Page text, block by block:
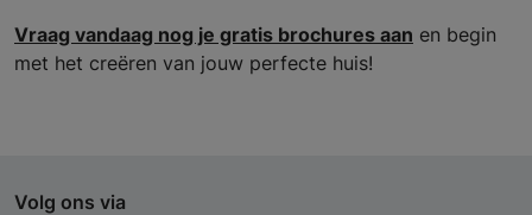
Vraag vandaag nog je gratis brochures aan en begin
met het creëren van jouw perfecte huis!
Volg ons via